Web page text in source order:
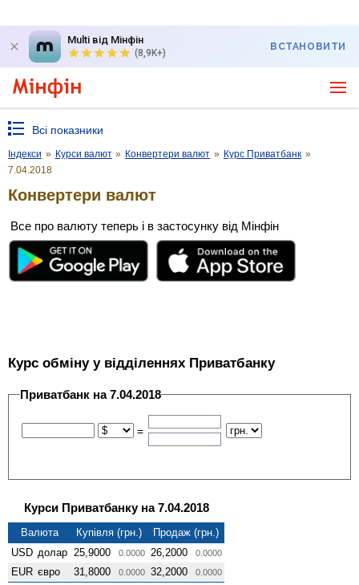
Multi від Мінфін
(8,9K+)
ВСТАНОВИТИ
Всі показники
Індекси » Курси валют » Конвертери валют » Курс Приватбанк »
7.04.2018
Конвертери валют
Все про валюту теперь і в застосунку від Мінфін
Курс обміну у відділеннях Приватбанку
Приватбанк на 7.04.2018
=
Курси Приватбанку на 7.04.2018
Валюта Купівля (грн.)
Продаж (грн.)
USD долар 25,9000 0.0000 26,2000 0.0000
EUR євро 31,8000 0.0000 32,2000 0.0000